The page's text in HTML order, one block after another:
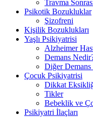
Travma
Psikotik Bozukluklar
Şizofreni
Kişilik Bozuklukları
Yaşlı Psikiyatrisi
Alzheimer
Demans
Diğer Demans
Çocuk Psikiyatrisi
Dikkat
Tikler
Bebeklik ve
Psikiyatri İlaçları